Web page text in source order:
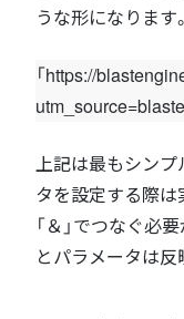
うな形になります。
「https://
上記は最もシンプ
タを設定する際は
「＆」でつなぐ必
とパラメータは反